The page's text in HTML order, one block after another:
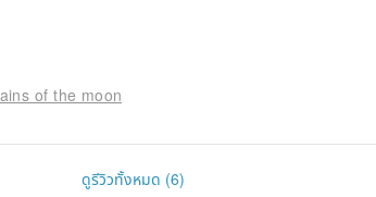
of the moon
ดูรีวิวทั้งหมด (6)